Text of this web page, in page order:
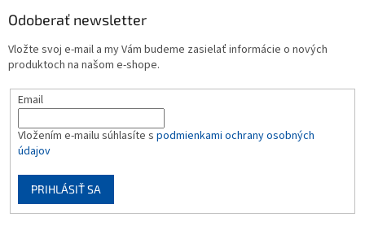
Odoberať newsletter
Vložte svoj e-mail a my Vám budeme zasielať informácie o nových
produktoch na našom e-shope.
Email
Vložením e-mailu súhlasíte s podmienkami ochrany osobných
údajov
PRIHLÁSIŤ SA